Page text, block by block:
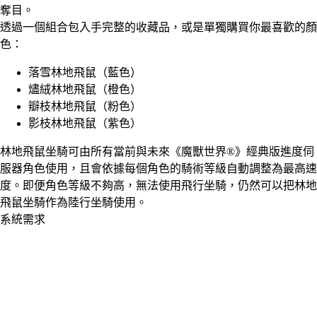
奪目。
透過一個組合包入手完整的收藏品，或是單獨購買你最喜歡的顏
色：
落雪林地飛鼠（藍色）
燼絨林地飛鼠（橙色）
瓣枝林地飛鼠（粉色）
影枝林地飛鼠（紫色）
林地飛鼠坐騎可由所有當前與未來《魔獸世界®》經典版進度伺
服器角色使用，且會依據每個角色的騎術等級自動調整為最高速
度。即便角色等級不夠高，無法使用飛行坐騎，仍然可以把林地
飛鼠坐騎作為陸行坐騎使用。
系統需求